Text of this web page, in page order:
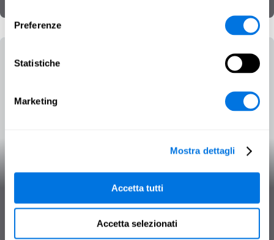
Preferenze
Statistiche
Marketing
Mostra dettagli
Accetta tutti
Accetta selezionati
Denial of Service distribuito
Minacce informatiche
Operazioni di influenza